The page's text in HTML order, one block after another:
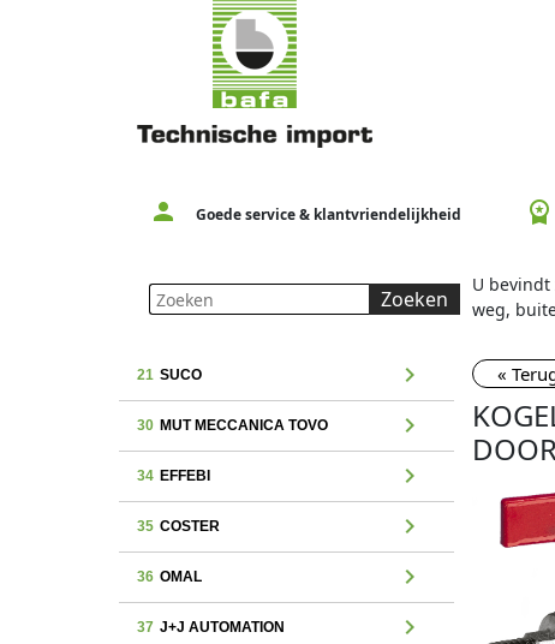
person Goede service & klantvriendelijkheid workspace_premium
Zoeken
21 SUCO chevron_right
30 MUT MECCANICA TOVO chevron_right
34 EFFEBI chevron_right
35 COSTER chevron_right
36 OMAL chevron_right
37 J+J AUTOMATION chevron_right
U
weg,
«